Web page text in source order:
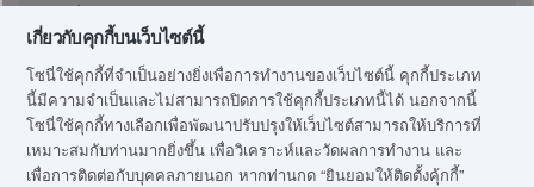
เลนส์ Converter แบบ "Fish-Eye"
เกี่ยวกับคุกกี้บนเว็บไซต์นี้
โซนี่ใช้คุกกี้ที่จำเป็นอย่างยิ่งเพื่อการทำงานของเว็บไซต์นี้ คุกกี้ประเภท
นี้มีความจำเป็นและไม่สามารถปิดการใช้คุกกี้ประเภทนี้ได้ นอกจากนี้
โซนี่ใช้คุกกี้ทางเลือกเพื่อพัฒนาปรับปรุงให้เว็บไซต์สามารถให้บริการที่
เหมาะสมกับท่านมากยิ่งขึ้น เพื่อวิเคราะห์และวัดผลการทำงาน และ
เพื่อการติดต่อกับบุคคลภายนอก หากท่านกด “ยินยอมให้ติดตั้งคุ้กกี้”